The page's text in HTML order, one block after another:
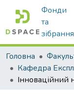
Фонди
та
зібрання
Головна